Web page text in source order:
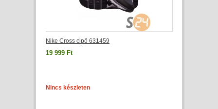
Nike Cross cipö 631459
19 999 Ft
Nincs készleten